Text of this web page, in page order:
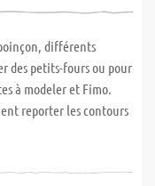
différents
des petits-fours ou pour
à modeler et Fimo.
reporter les contours